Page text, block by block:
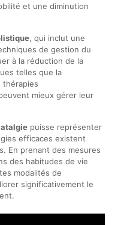
et une diminution
, qui inclut une
de gestion du
à la réduction de la
telles que la
thérapies
mieux gérer leur
puisse représenter
efficaces existent
En prenant des mesures
des habitudes de vie
modalités de
significativement le